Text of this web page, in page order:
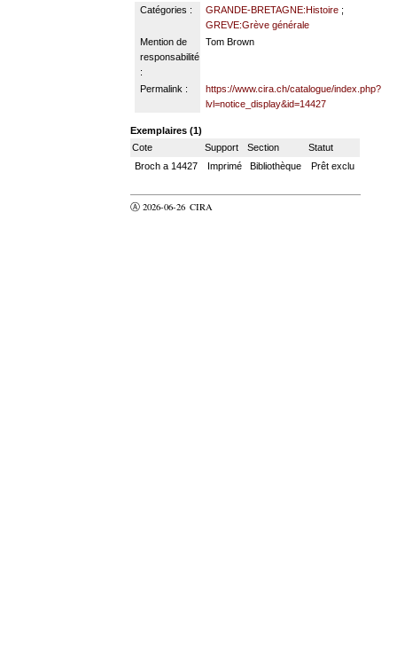
Catégories :
GRANDE-BRETAGNE:Histoire;
GREVE:Grève générale
Mention de
responsabilité
:
Tom Brown
Permalink :
https://www.cira.ch/catalogue/index.php?
lvl=notice_display&id=14427
Exemplaires (1)
Cote
Support Section
Statut
Broch a 14427
Imprimé Bibliothèque Prêt exclu
Ⓐ 2026-06-26 CIRA